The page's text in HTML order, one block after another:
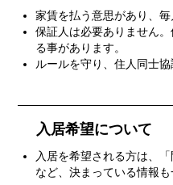
家賃を払う意思があり、毎
保証人は必要ありません
る事があります。
ルールを守り、住人同士協
入居希望について
入居を希望される方は、
など、決まっている情報も